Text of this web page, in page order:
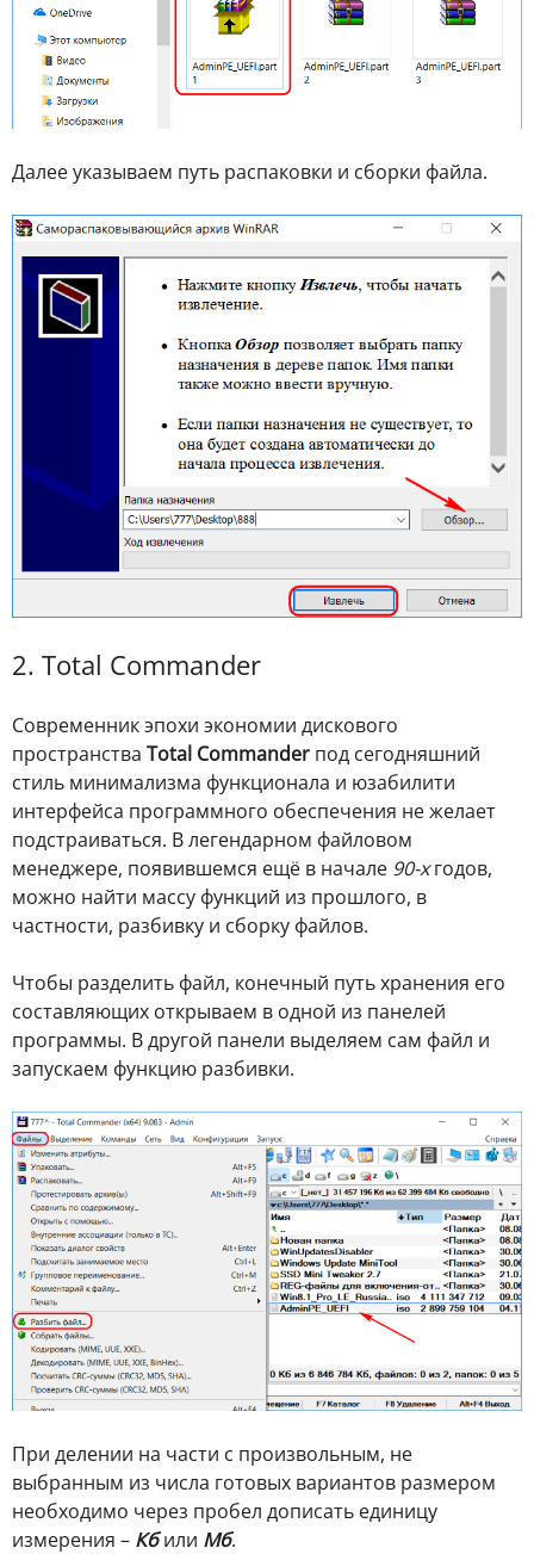
Далее указываем путь распаковки и сборки файла.
2. Total Commander
Современник эпохи экономии дискового
пространства Total Commander под сегодняшний
стиль минимализма функционала и юзабилити
интерфейса программного обеспечения не желает
подстраиваться. В легендарном файловом
менеджере, появившемся ещё в начале 90-хгодов,
можно найти массу функций из прошлого, в
частности, разбивку и сборку файлов.
Чтобы разделить файл, конечный путь хранения его
составляющих открываем в одной из панелей
программы. В другой панели выделяем сам файл и
запускаем функцию разбивки.
При делении на части с произвольным, не
выбранным из числа готовых вариантов размером
необходимо через пробел дописать единицу
измерения – Кбили Мб.